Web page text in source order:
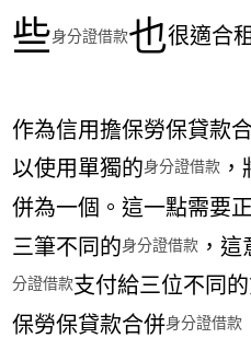
些身分證借款也很適合
作為信用擔保勞保貸款
以使用單獨的身分證借款
併為一個。這一點需要
三筆不同的身分證借款 ，
分證借款支付給三位不同
保勞保貸款合併身分證借款